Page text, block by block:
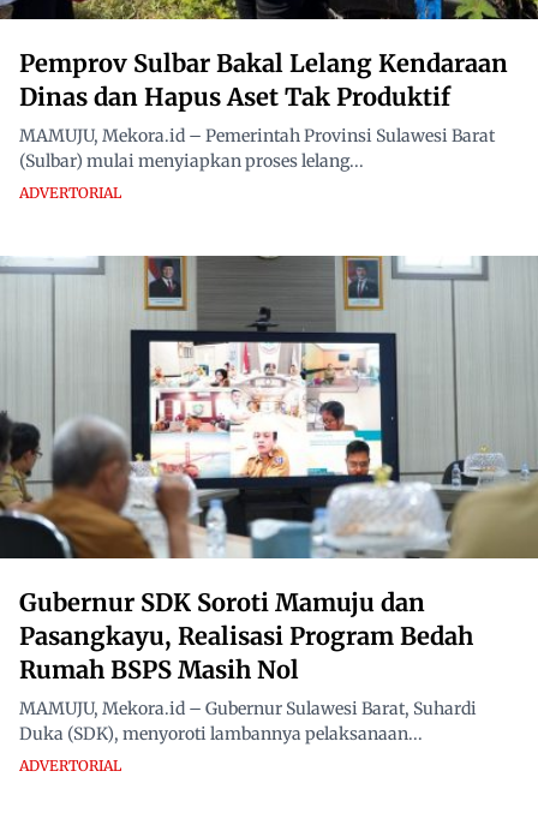
Pemprov Sulbar Bakal Lelang Kendaraan
Dinas dan Hapus Aset Tak Produktif
MAMUJU, Mekora.id – Pemerintah Provinsi Sulawesi Barat
(Sulbar) mulai menyiapkan proses lelang...
ADVERTORIAL
Gubernur SDK Soroti Mamuju dan
Pasangkayu, Realisasi Program Bedah
Rumah BSPS Masih Nol
MAMUJU, Mekora.id – Gubernur Sulawesi Barat, Suhardi
Duka (SDK), menyoroti lambannya pelaksanaan...
ADVERTORIAL